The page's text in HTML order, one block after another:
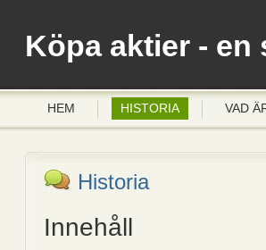
Köpa aktier - en
HEM HISTORIA VAD
Historia
Innehåll